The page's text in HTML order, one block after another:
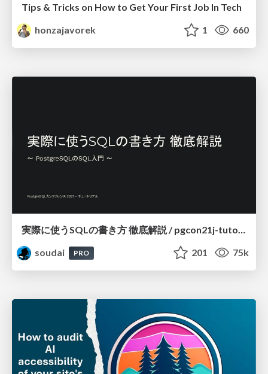
Tips & Tricks on How to Get Your First Job In Tech
honzajavorek
1 660
実際に使うSQLの書き方 徹底解説 / pgcon21j-tutorial
soudai
PRO 201 75k